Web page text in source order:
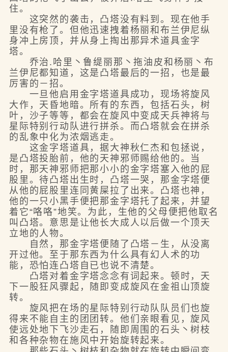
住。
这突然的袭击，凸塔没有料到。现在他手
里没有枪了。但他迅速拽着杨丽和布兰伊尼纵
身冲上房顶，并从身上掏出那异术道具金字
塔。
乔治.哈里丶鲁缇丽那丶拖油皮和杨丽丶布
兰伊尼都知道，这是凸塔最后的一招，也是最
厉害的－招。
一旦他启用金字塔道具成功，现场将旋风
大作，天昏地暗。所有的东西，包括石头，树
叶，沙子等等，都会在旋风中变成天兵神将与
星际特别行动队进行拼杀。而凸塔就会在拼杀
的乱象中化为浓烟逃走。
这金字塔道具，据大神秋仁杰和包拯说，
是凸塔投胎前，他的天神邪师赐给他的。当
时，那天神邪师把那小小的金字塔塞入他的屁
股里。待凸塔出生时，凸塔一哭，那金字塔便
从他的屁股里连同黄屎拉了出来。凸塔也神，
他的一只小黑手便把那金字塔托了起来，并望
着它“咯咯”地笑。为此，生他的父母便把他取名
叫凸塔。意思是让他长大成人以后做一个顶天
立地的人物。
自然，那金字塔便随了凸塔－生，从没离
开过他。至于那东西为什么具有幻人术的功
能，恐怕连凸塔自已也说不清楚。
凸塔对着金字塔念念有词起来。顿时，天
下一股狂风骤起，随即变成旋风在金祖山顶旋
转。
旋风把在场的星际特别行动队队员们也旋
得来不能自主的团团转。他们亲眼看见，旋风
使远处地下飞沙走石，随即周围的石头丶树枝
和各种杂物在施风中开始旋转起来。